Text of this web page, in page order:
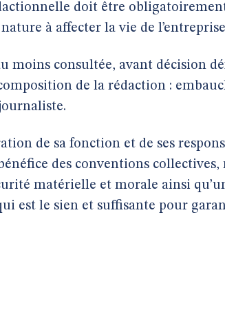
doit être
à affecter la vie de
moins consultée, avant décision
de la rédaction :
de sa fonction et de ses
des conventions
matérielle et morale ainsi
est le sien et suffisante pour